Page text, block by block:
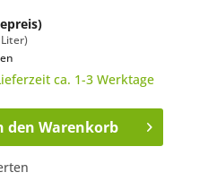
ca. 1-3 Werktage
den Warenkorb